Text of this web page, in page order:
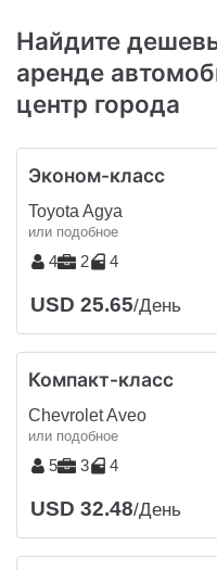
Найдите
аренде
центр города
Эконом-класс
Toyota Agya
или подобное
4 2 4
USD 25.65/День
Компакт-класс
Chevrolet Aveo
или подобное
5 3 4
USD 32.48/День